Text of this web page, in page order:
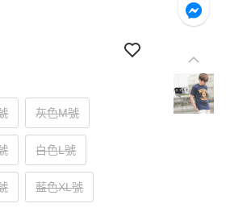
灰色M號
白色L號
藍色XL號